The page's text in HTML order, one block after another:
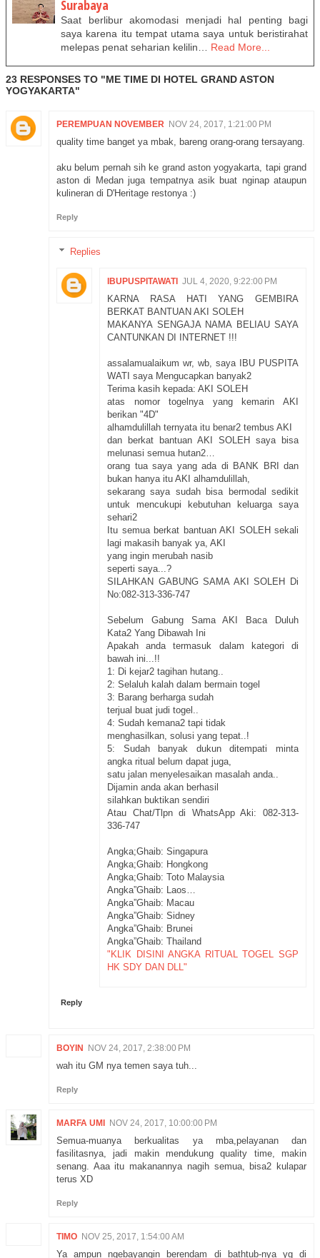
Surabaya
Saat berlibur akomodasi menjadi hal penting bagi
saya karena itu tempat utama saya untuk beristirahat
melepas penat seharian kelilin…
Read More...
23 RESPONSES TO "ME TIME DI HOTEL GRAND ASTON
YOGYAKARTA"
PEREMPUAN NOVEMBER NOV 24, 2017, 1:21:00 PM
quality time banget ya mbak, bareng orang-orang tersayang.
aku belum pernah sih ke grand aston yogyakarta, tapi grand
aston di Medan juga tempatnya asik buat nginap ataupun
kulineran di D'Heritage restonya :)
Reply
Replies
IBUPUSPITAWATI JUL 4, 2020, 9:22:00 PM
KARNA RASA HATI YANG GEMBIRA
BERKAT BANTUAN AKI SOLEH
MAKANYA SENGAJA NAMA BELIAU SAYA
CANTUNKAN DI INTERNET !!!
assalamualaikum wr, wb, saya IBU PUSPITA
WATI saya Mengucapkan banyak2
Terima kasih kepada: AKI SOLEH
atas nomor togelnya yang kemarin AKI
berikan "4D"
alhamdulillah ternyata itu benar2 tembus AKI
dan berkat bantuan AKI SOLEH saya bisa
melunasi semua hutan2…
orang tua saya yang ada di BANK BRI dan
bukan hanya itu AKI alhamdulillah,
sekarang saya sudah bisa bermodal sedikit
untuk mencukupi kebutuhan keluarga saya
sehari2
Itu semua berkat bantuan AKI SOLEH sekali
lagi makasih banyak ya, AKI
yang ingin merubah nasib
seperti saya...?
SILAHKAN GABUNG SAMA AKI SOLEH Di
No:082-313-336-747
Sebelum Gabung Sama AKI Baca Duluh
Kata2 Yang Dibawah Ini
Apakah anda termasuk dalam kategori di
bawah ini...!!
1: Di kejar2 tagihan hutang..
2: Selaluh kalah dalam bermain togel
3: Barang berharga sudah
terjual buat judi togel..
4: Sudah kemana2 tapi tidak
menghasilkan, solusi yang tepat..!
5: Sudah banyak dukun ditempati minta
angka ritual belum dapat juga,
satu jalan menyelesaikan masalah anda..
Dijamin anda akan berhasil
silahkan buktikan sendiri
Atau Chat/Tlpn di WhatsApp Aki: 082-313-
336-747
Angka;Ghaib: Singapura
Angka;Ghaib: Hongkong
Angka;Ghaib: Toto Malaysia
Angka”Ghaib: Laos…
Angka”Ghaib: Macau
Angka”Ghaib: Sidney
Angka”Ghaib: Brunei
Angka”Ghaib: Thailand
"KLIK DISINI ANGKA RITUAL TOGEL SGP
HK SDY DAN DLL"
Reply
BOYIN NOV 24, 2017, 2:38:00 PM
wah itu GM nya temen saya tuh...
Reply
MARFA UMI NOV 24, 2017, 10:00:00 PM
Semua-muanya berkualitas ya mba,pelayanan dan
fasilitasnya, jadi makin mendukung quality time, makin
senang. Aaa itu makanannya nagih semua, bisa2 kulapar
terus XD
Reply
TIMO NOV 25, 2017, 1:54:00 AM
Ya ampun ngebayangin berendam di bathtub-nya yg di